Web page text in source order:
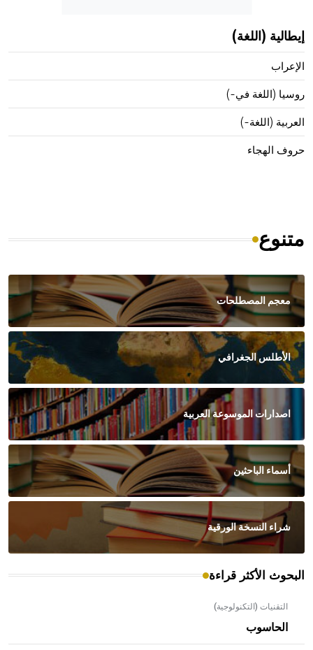
إيطالية (اللغة)
الإعراب
روسيا (اللغة في-)
العربية (اللغة-)
حروف الهجاء
متنوع
معجم المصطلحات
الأطلس الجغرافي
اصدارات الموسوعة العربية
أسماء الباحثين
شراء النسخة الورقية
البحوث الأكثر قراءة
التقنيات (التكنولوجية)
الحاسوب